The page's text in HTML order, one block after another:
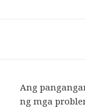
Ang
ng mga